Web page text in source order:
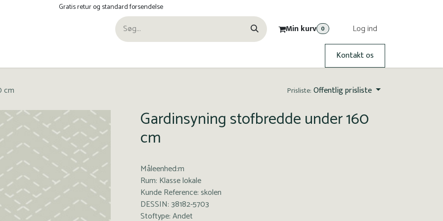
Gratis retur og standard forsendelse
Min kurv 0
Log ind
Kontakt os
cm Prisliste: Offentlig prisliste
Gardinsyning stofbredde under 160
cm
Måleenhed:m
Rum: Klasse lokale
Kunde Reference: skolen
DESSIN: 38182-5703
Stoftype: Andet